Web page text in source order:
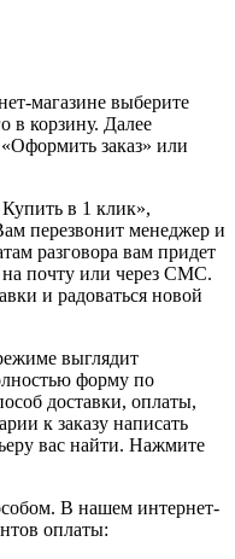
магазине выберите
в корзину. Далее
заказ» или
в 1 клик»,
перезвонит менеджер и
разговора вам придет
почту или через СМС.
и радоваться новой
выглядит
форму по
доставки, оплаты,
к заказу написать
вас найти. Нажмите
В нашем интернет-
оплаты: